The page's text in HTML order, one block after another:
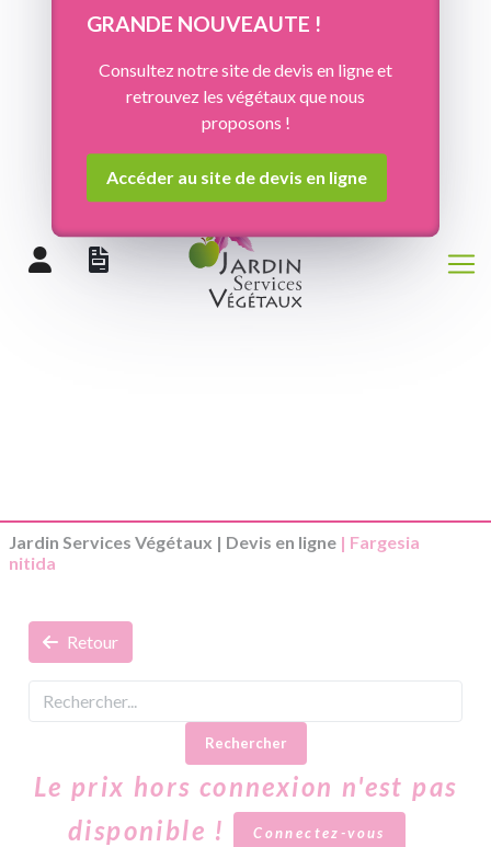
GRANDE NOUVEAUTE !
Consultez notre site de devis en ligne et
retrouvez les végétaux que nous
proposons !
Accéder au site de devis en ligne
Jardin Services Végétaux | Devis en ligne | Fargesia
nitida
Retour
Rechercher
Le prix hors connexion n'est pas
disponible !
Connectez-vous
Panneau de gestion des cookies